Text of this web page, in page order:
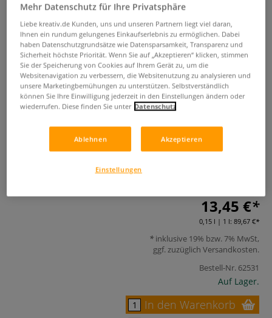
CHARVIN Feine Ölfarbe –
Titanweiß Special, 150 ml
0 Bewertungen
Titanweiß Special von CHARVIN FINE OIL: deckend, cremig &
ideal für Impasto & klassische Techniken.
13,45 €
0,15 l | 1 l: 89,67 €
inklusive 19% bzw. 7% MwSt,
ggf. zuzüglich Versandkosten.
Bestell-Nr. 62531
Auf Lager.
In den Warenkorb
Mehr Datenschutz für Ihre Privatsphäre
Liebe kreativ.de Kunden, uns und unseren Partnern liegt viel daran,
Ihnen ein rundum gelungenes Einkaufserlebnis zu ermöglichen. Dabei
haben Datenschutzgrundsätze wie Datensparsamkeit, Transparenz und
Sicherheit höchste Priorität. Wenn Sie auf „Akzeptieren“ klicken, stimmen
Sie der Speicherung von Cookies auf Ihrem Gerät zu, um die
Websitenavigation zu verbessern, die Websitenutzung zu analysieren und
unsere Marketingbemühungen zu unterstützen. Selbstverständlich
können Sie Ihre Einwilligung jederzeit in den Einstellungen ändern oder
wiederrufen. Diese finden Sie unter Datenschutz
Ablehnen Akzeptieren
Einstellungen